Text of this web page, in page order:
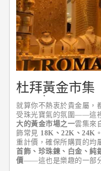
杜拜黃金市集
Souk）
就算你不熱衷於貴金屬，
受珠光寶氣的氛圍——這
大的黃金市場之一雲集來
飾常見 18K、22K、24K
重計價，確保所購買的均
首飾、珍珠鍊、白金、純
價——這也是樂趣的一部